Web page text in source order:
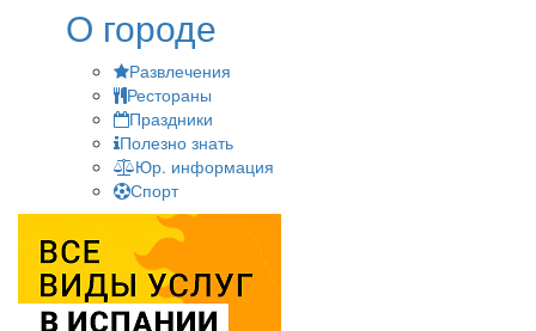
О городе
Развлечения
Рестораны
Праздники
Полезно знать
Юр. информация
Спорт